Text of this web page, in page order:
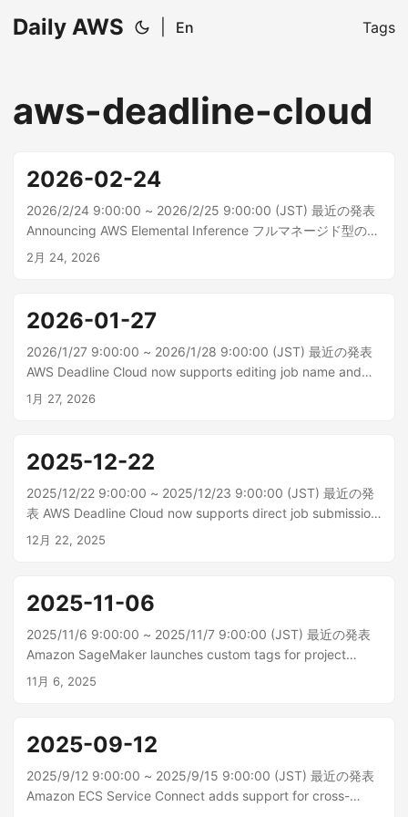
Daily AWS En Tags
aws-deadline-cloud
2026-02-24
2026/2/24 9:00:00 ~ 2026/2/25 9:00:00 (JST) 最近の発表
Announcing AWS Elemental Inference フルマネージド型の人
工知能 (AI) サービスである AWS Elemental Inference が一般
2月 24, 2026
2026-01-27
2026/1/27 9:00:00 ~ 2026/1/28 9:00:00 (JST) 最近の発表
AWS Deadline Cloud now supports editing job name and
description AWS Deadline Cloud では、送信後のジョブ名と
1月 27, 2026
2025-12-22
2025/12/22 9:00:00 ~ 2025/12/23 9:00:00 (JST) 最近の発
表 AWS Deadline Cloud now supports direct job submission
from the Deadline Cloud Monitor AWS Deadline Cloud で
12月 22, 2025
2025-11-06
2025/11/6 9:00:00 ~ 2025/11/7 9:00:00 (JST) 最近の発表
Amazon SageMaker launches custom tags for project
resources 本日、Amazon SageMaker Unified Studio は、
11月 6, 2025
2025-09-12
2025/9/12 9:00:00 ~ 2025/9/15 9:00:00 (JST) 最近の発表
Amazon ECS Service Connect adds support for cross-